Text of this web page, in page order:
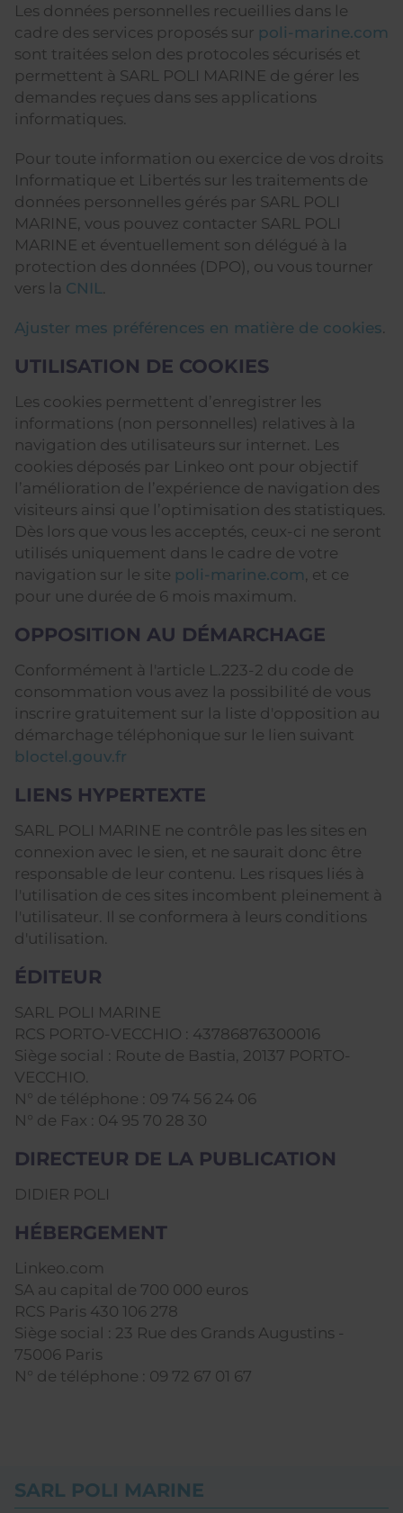
Les données personnelles recueillies dans le
cadre des services proposés sur poli-marine.com
sont traitées selon des protocoles sécurisés et
permettent à SARL POLI MARINE de gérer les
demandes reçues dans ses applications
informatiques.
Pour toute information ou exercice de vos droits
Informatique et Libertés sur les traitements de
données personnelles gérés par SARL POLI
MARINE, vous pouvez contacter SARL POLI
MARINE et éventuellement son délégué à la
protection des données (DPO), ou vous tourner
vers la CNIL
Ajuster mes préférences en matière de cookies
UTILISATION DE COOKIES
Les cookies permettent d’enregistrer les
informations (non personnelles) relatives à la
navigation des utilisateurs sur internet. Les
cookies déposés par Linkeo ont pour objectif
l’amélioration de l’expérience de navigation des
visiteurs ainsi que l’optimisation des statistiques.
Dès lors que vous les acceptés, ceux-ci ne seront
utilisés uniquement dans le cadre de votre
navigation sur le site poli-marine.com , et ce
pour une durée de 6 mois maximum.
OPPOSITION AU DÉMARCHAGE
Conformément à l'article L.223-2 du code de
consommation vous avez la possibilité de vous
inscrire gratuitement sur la liste d'opposition au
démarchage téléphonique sur le lien suivant
bloctel.gouv.fr
LIENS HYPERTEXTE
SARL POLI MARINE ne contrôle pas les sites en
connexion avec le sien, et ne saurait donc être
responsable de leur contenu. Les risques liés à
l'utilisation de ces sites incombent pleinement à
l'utilisateur. Il se conformera à leurs conditions
d'utilisation.
ÉDITEUR
SARL POLI MARINE
RCS PORTO-VECCHIO : 43786876300016
Siège social : Route de Bastia, 20137 PORTO-
VECCHIO.
N° de téléphone : 09 74 56 24 06
N° de Fax : 04 95 70 28 30
DIRECTEUR DE LA PUBLICATION
DIDIER POLI
HÉBERGEMENT
Linkeo.com
SA au capital de 700 000 euros
RCS Paris 430 106 278
Siège social : 23 Rue des Grands Augustins -
75006 Paris
N° de téléphone : 09 72 67 01 67
SARL POLI MARINE